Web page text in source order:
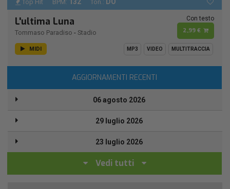
Top Hit BPM: Ton.:
L'ultima Luna
Tommaso Paradiso - Stadio
Con testo
2,99 €
MIDI MP3 VIDEO MULTITRACCIA
AGGIORNAMENTI RECENTI
06 agosto 2026
29 luglio 2026
23 luglio 2026
Vedi tutti